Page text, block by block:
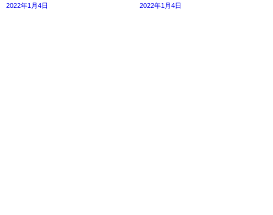
2022年1月4日 2022年1月4日